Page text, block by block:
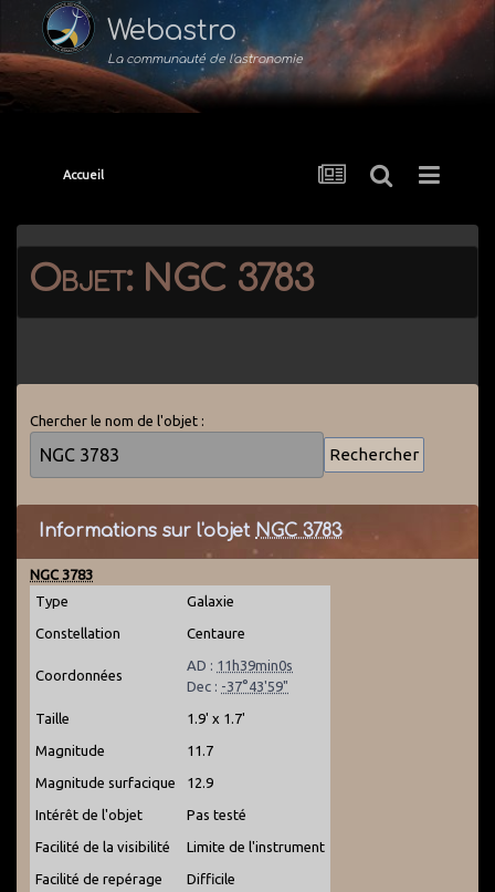
Webastro
La communauté de l'astronomie
Accueil
Objet: NGC 3783
Chercher le nom de l'objet :
Informations sur l'objet NGC 3783
NGC 3783
Type
Galaxie
Constellation Centaure
Coordonnées
AD : 11h39min0s
Dec : -37°43'59"
Taille 1.9' x 1.7'
Magnitude 11.7
Magnitude surfacique 12.9
Intérêt de l'objet Pas testé
Facilité de la visibilité Limite de l'instrument
Facilité de repérage Difficile